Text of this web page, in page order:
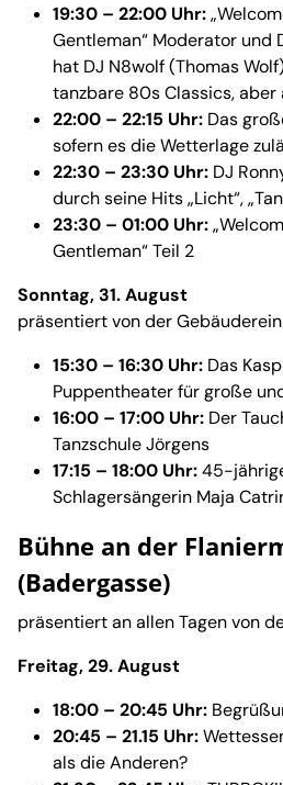
19:30 – 22:00 Uhr:
Gentleman“ Moderator und
hat DJ N8wolf (Thomas
tanzbare 80s Classics,
22:00 – 22:15 Uhr: Das
sofern es die Wetterlage
22:30 – 23:30 Uhr: DJ
durch seine Hits „Licht“,
23:30 – 01:00 Uhr:
Gentleman“ Teil 2
Sonntag, 31. August
präsentiert von der
15:30 – 16:30 Uhr: Das
Puppentheater für große
16:00 – 17:00 Uhr: Der
Tanzschule Jörgens
17:15 – 18:00 Uhr:45-
Schlagersängerin Maja
Bühne an der
(Badergasse)
präsentiert an allen Tagen von
Freitag, 29. August
18:00 – 20:45 Uhr:
20:45 – 21.15 Uhr:
als die Anderen?